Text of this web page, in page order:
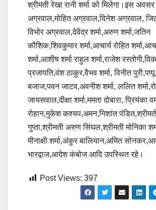
श्रीमती रेखा रानी शर्मा को मिलेगा।इस
अग्रवाल,मोहित अग्रवाल,दिनेश अग्रवाल,
विभोर अग्रवाल,देवेंद्र शर्मा,अरुण शर्मा,जतिन
कौशिक,शिवकुमार शर्मा,आचार्य रोहित
शर्मा,आशीष शर्मा राहुल शर्मा,राजेश
प्रजापति,वंश ठाकुर,वैभव शर्मा, विनीत
बजाज,पवन जाटव,अवनीश शर्मा, ललित
जायसवाल,दीक्षा शर्मा,ममता दोबारा, प्रियंका
रोहान,मुकेश कश्यप,अमन,निशांत
गुप्ता,श्रीमती अरुण सिंघल,श्रीमती मोनिका
मीनाक्षी शर्मा,अंकुर बालियान,अमित
भारद्वाज,आदेश कंबोज आदि उपस्थित रहे।
Post Views: 397